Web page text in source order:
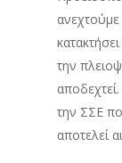
την
την ΣΣΕ
αποτελεί